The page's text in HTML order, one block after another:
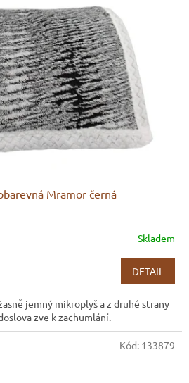
Mramor černá
Skladem
DETAIL
jemný mikroplyš a z druhé strany
zve k zachumlání.
Kód: 133879